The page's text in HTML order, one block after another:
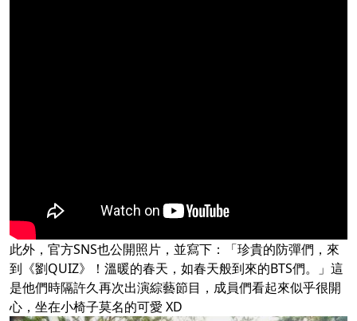
此外，官方SNS也公開照片，並寫下：「珍貴的防彈們，來
到《劉QUIZ》！溫暖的春天，如春天般到來的BTS們。」這
是他們時隔許久再次出演綜藝節目，成員們看起來似乎很開
心，坐在小椅子莫名的可愛 XD